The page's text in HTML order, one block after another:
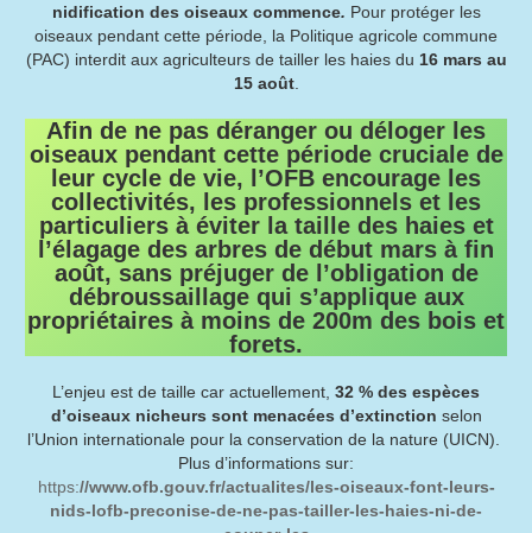
nidification des oiseaux commence. Pour protéger les
oiseaux pendant cette période, la Politique agricole commune
(PAC) interdit aux agriculteurs de tailler les haies du 16 mars au
15 août.
Afin de ne pas déranger ou déloger les
oiseaux pendant cette période cruciale de
leur cycle de vie, l’OFB encourage les
collectivités, les professionnels et les
particuliers à éviter la taille des haies et
l’élagage des arbres de début mars à fin
août, sans préjuger de l’obligation de
débroussaillage qui s’applique aux
propriétaires à moins de 200m des bois et
forets.
L’enjeu est de taille car actuellement, 32 % des espèces
d’oiseaux nicheurs sont menacées d’extinction selon
l’Union internationale pour la conservation de la nature (UICN).
Plus d’informations sur:
https://www.ofb.gouv.fr/actualites/les-oiseaux-font-leurs-
nids-lofb-preconise-de-ne-pas-tailler-les-haies-ni-de-